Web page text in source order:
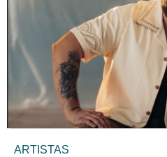
ARTISTAS